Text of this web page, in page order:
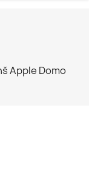
Apple Domo